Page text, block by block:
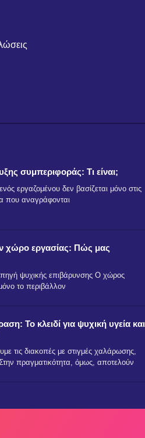
συμπεριφοράς: Τι είναι;
εργαζομένου δεν βασίζεται μόνο στις
που αναγράφονται
χώρο εργασίας: Πώς μας
πηγή ψυχικής επιβάρυνσης Ο χώρος
το περιβάλλον
Το κλειδί για ψυχική υγεία και
τις διακοπές με στιγμές χαλάρωσης,
Στην πραγματικότητα, όμως, αποτελούν